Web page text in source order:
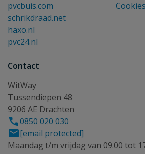
pvcbuis.com
schrikdraad.net
haxo.nl
pvc24.nl
Cookies
Contact
WitWay
Tussendiepen 48
9206 AE Drachten
0850 020 030
[email protected]
Maandag t/m vrijdag van 09.00 tot